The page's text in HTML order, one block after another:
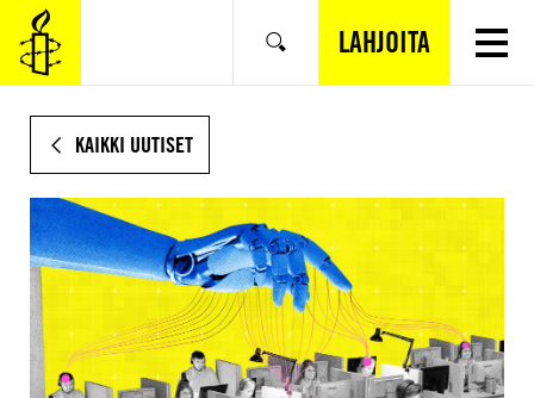
SIIRRY
VARSINAISEEN
SISÄLTÖÖN
Hae LAHJOITA
KAIKKI UUTISET